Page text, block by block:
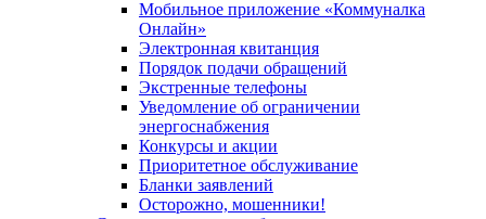
Мобильное приложение «Коммуналка
Онлайн»
Электронная квитанция
Порядок подачи обращений
Экстренные телефоны
Уведомление об ограничении
энергоснабжения
Конкурсы и акции
Приоритетное обслуживание
Бланки заявлений
Осторожно, мошенники!